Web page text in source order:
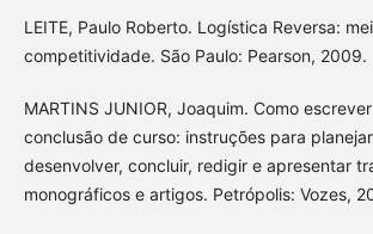
LEITE, Paulo Roberto. Logística Reversa:
competitividade. São Paulo: Pearson, 2009.
MARTINS JUNIOR, Joaquim. Como
conclusão de curso: instruções para
desenvolver, concluir, redigir e apresentar
monográficos e artigos. Petrópolis: Vozes,